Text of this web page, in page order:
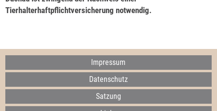
Tierhalterhaftpflichtversicherung notwendig.
Impressum
Datenschutz
Satzung